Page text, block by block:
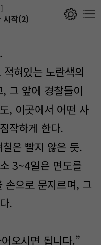
시작(2)
혀있는 노란색의
그 앞에 경찰들이
, 이곳에서 어떤 사
작하게 한다.
은 빨지 않은 듯.
3~4일은 면도를
손으로 문지르며, 그
.
오시면 됩니다.”